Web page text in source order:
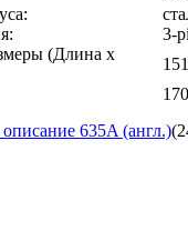
3-
(Длина x
635A (англ.)